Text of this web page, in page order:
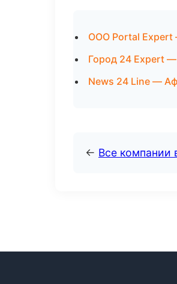
ООО Portal Expert
Город 24 Expert
News 24 Line —
← Все компании